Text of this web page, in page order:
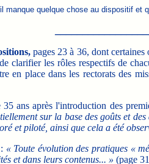
manque quelque chose au dispositif
pages 23 à 36, dont certaines
clarifier les rôles respectifs de
en place dans les rectorats des
ans après l'introduction des
sur la base des goûts et
et piloté, ainsi que cela a été
« Toute évolution des pratiques «
et dans leurs contenus... » (page